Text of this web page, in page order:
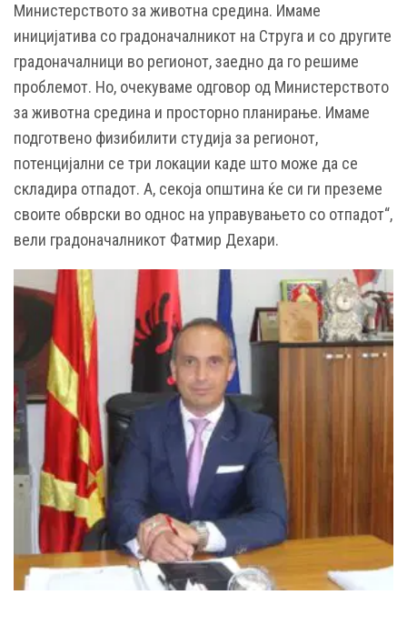
Министерството за животна средина. Имаме
иницијатива со градоначалникот на Струга и со другите
градоначалници во регионот, заедно да го решиме
проблемот. Но, очекуваме одговор од Министерството
за животна средина и просторно планирање. Имаме
подготвено физибилити студија за регионот,
потенцијални се три локации каде што може да се
складира отпадот. А, секоја општина ќе си ги преземе
своите обврски во однос на управувањето со отпадот“,
вели градоначалникот Фатмир Дехари.